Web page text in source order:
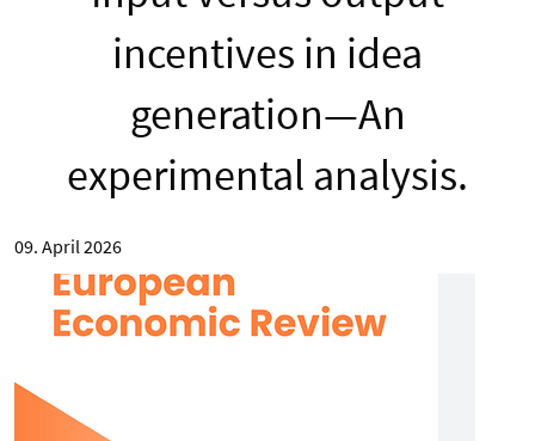
incentives in idea
generation—An
experimental analysis.
09. April 2026